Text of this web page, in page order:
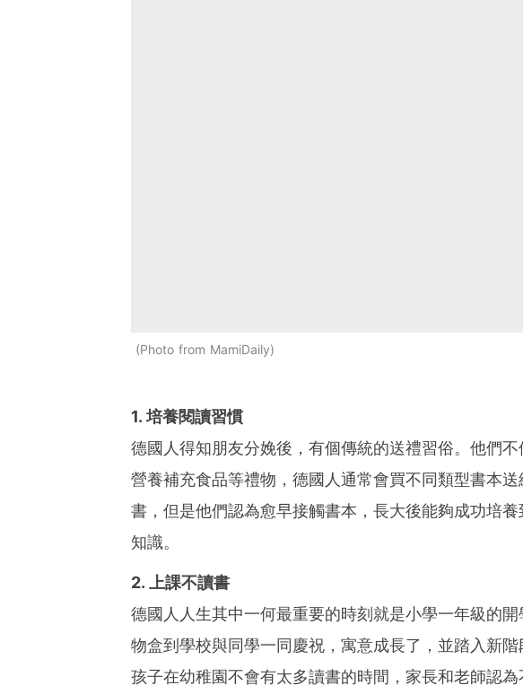
Photo from MamiDaily
1. 培養閱讀習慣
德國人得知朋友分娩後，有個傳統的送禮習俗。他們不
營養補充食品等禮物，德國人通常會買不同類型書本
書，但是他們認為愈早接觸書本，長大後能夠成功培
知識。
2. 上課不讀書
德國人人生其中一何最重要的時刻就是小學一年級的
物盒到學校與同學一同慶祝，寓意成長了，並踏入新
孩子在幼稚園不會有太多讀書的時間，家長和老師認